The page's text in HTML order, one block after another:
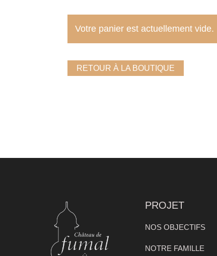
Votre panier est actuellement vide.
RETOUR À LA BOUTIQUE
PROJET
NOS OBJECTIFS
NOTRE FAMILLE